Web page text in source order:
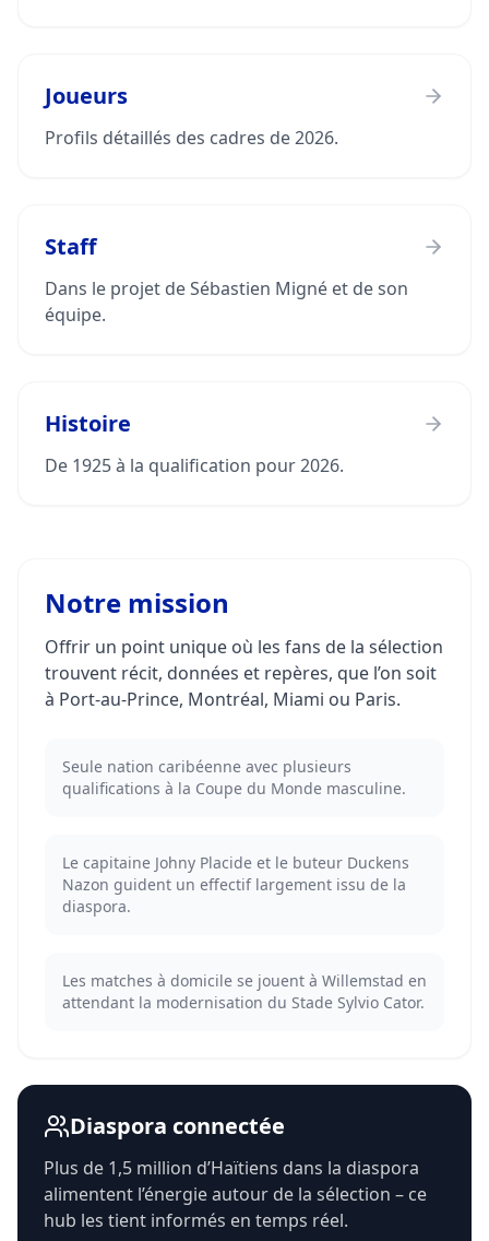
Joueurs
Profils détaillés des cadres de 2026.
Staff
Dans le projet de Sébastien Migné et de son
équipe.
Histoire
De 1925 à la qualification pour 2026.
Notre mission
Offrir un point unique où les fans de la sélection
trouvent récit, données et repères, que l’on soit
à Port-au-Prince, Montréal, Miami ou Paris.
Seule nation caribéenne avec plusieurs
qualifications à la Coupe du Monde masculine.
Le capitaine Johny Placide et le buteur Duckens
Nazon guident un effectif largement issu de la
diaspora.
Les matches à domicile se jouent à Willemstad en
attendant la modernisation du Stade Sylvio Cator.
Diaspora connectée
Plus de 1,5 million d’Haïtiens dans la diaspora
alimentent l’énergie autour de la sélection – ce
hub les tient informés en temps réel.